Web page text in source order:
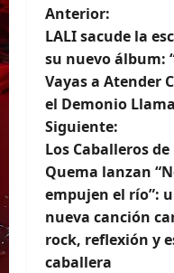
N
a
v
e
g
a
c
Anterior:
LALI sacude la
su nuevo álbum:
Vayas a Atender
el Demonio
Siguiente:
Los Caballeros de
Quema lanzan
empujen el río”:
nueva canción
rock, reflexión y
caballera